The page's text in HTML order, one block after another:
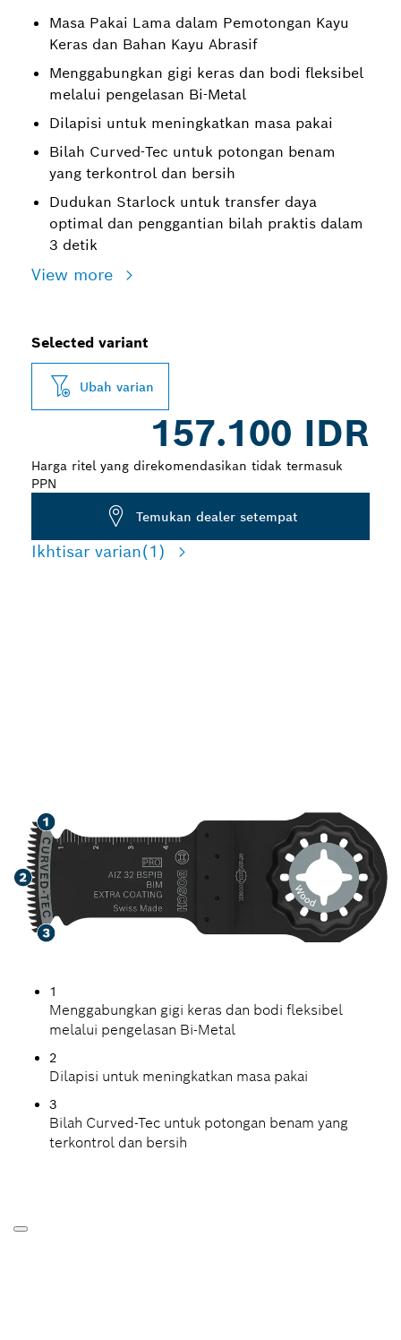
Masa Pakai Lama dalam Pemotongan Kayu
Keras dan Bahan Kayu Abrasif
Menggabungkan gigi keras dan bodi fleksibel
melalui pengelasan Bi-Metal
Dilapisi untuk meningkatkan masa pakai
Bilah Curved-Tec untuk potongan benam
yang terkontrol dan bersih
Dudukan Starlock untuk transfer daya
optimal dan penggantian bilah praktis dalam
3 detik
View more
Selected variant
Ubah varian
157.100 IDR
Harga ritel yang direkomendasikan tidak termasuk
PPN
Temukan dealer setempat
Ikhtisar varian(1)
1
Menggabungkan gigi keras dan bodi fleksibel
melalui pengelasan Bi-Metal
2
Dilapisi untuk meningkatkan masa pakai
3
Bilah Curved-Tec untuk potongan benam yang
terkontrol dan bersih